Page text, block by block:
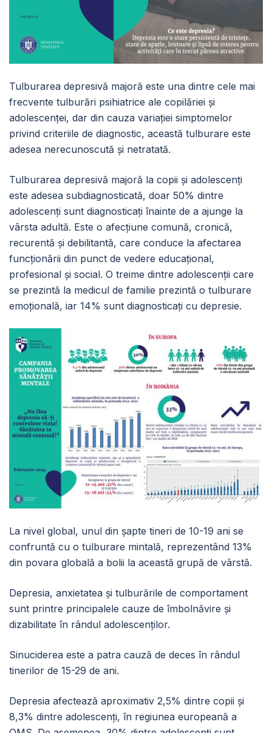
Tulburarea depresivă majoră este una dintre cele mai
frecvente tulburări psihiatrice ale copilăriei și
adolescenței, dar din cauza variației simptomelor
privind criteriile de diagnostic, această tulburare este
adesea nerecunoscută și netratată.
Tulburarea depresivă majoră la copii şi adolescenţi
este adesea subdiagnosticată, doar 50% dintre
adolescenți sunt diagnosticați înainte de a ajunge la
vârsta adultă. Este o afecţiune comună, cronică,
recurentă și debilitantă, care conduce la afectarea
funcționării din punct de vedere educațional,
profesional și social. O treime dintre adolescenții care
se prezintă la medicul de familie prezintă o tulburare
emoțională, iar 14% sunt diagnosticaţi cu depresie.
La nivel global, unul din șapte tineri de 10-19 ani se
confruntă cu o tulburare mintală, reprezentând 13%
din povara globală a bolii la această grupă de vârstă.
Depresia, anxietatea și tulburările de comportament
sunt printre principalele cauze de îmbolnăvire și
dizabilitate în rândul adolescenților.
Sinuciderea este a patra cauză de deces în rândul
tinerilor de 15-29 de ani.
Depresia afectează aproximativ 2,5% dintre copii și
8,3% dintre adolescenți, în regiunea europeană a